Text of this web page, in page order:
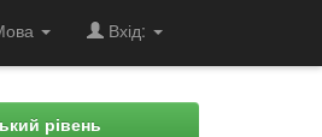
Вхід:
рівень